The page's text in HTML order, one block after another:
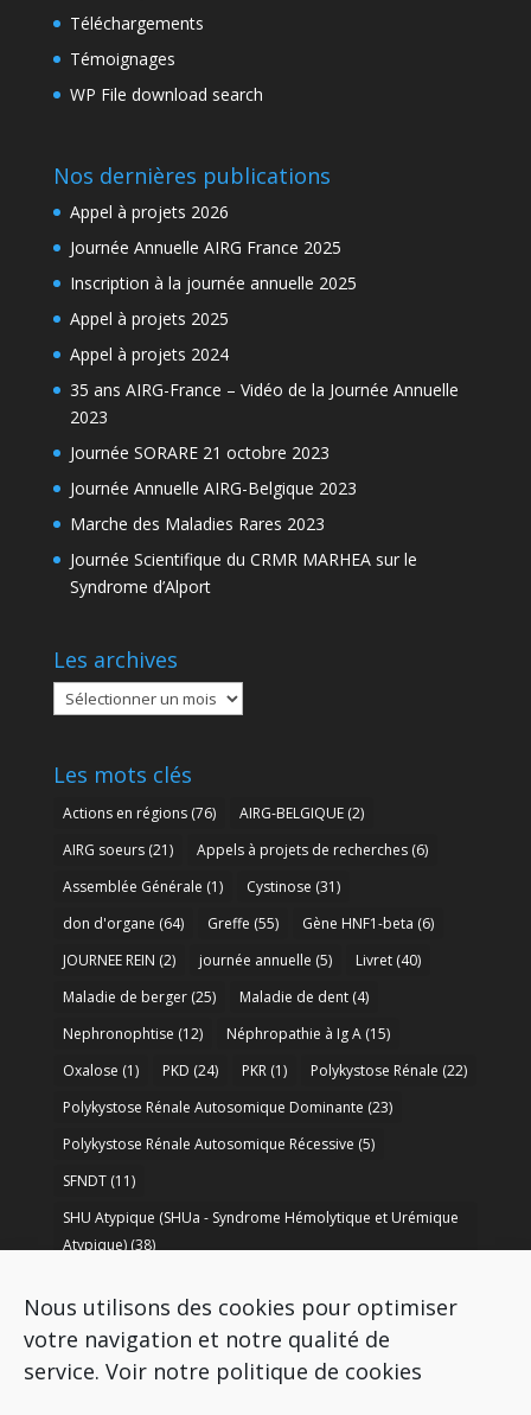
Nous utilisons des cookies pour optimiser
votre navigation et notre qualité de
service. Voir notre politique de cookies
Téléchargements
Témoignages
WP File download search
Nos dernières publications
Appel à projets 2026
Journée Annuelle AIRG France 2025
Inscription à la journée annuelle 2025
Appel à projets 2025
Appel à projets 2024
35 ans AIRG-France – Vidéo de la Journée Annuelle
2023
Journée SORARE 21 octobre 2023
Journée Annuelle AIRG-Belgique 2023
Marche des Maladies Rares 2023
Journée Scientifique du CRMR MARHEA sur le
Syndrome d’Alport
Les archives
Les
archives
Les mots clés
Actions en régions(76) AIRG-BELGIQUE(2)
AIRG soeurs(21) Appels à projets de recherches(6)
Assemblée Générale (1) Cystinose (31)
don d'organe (64) Greffe (55) Gène HNF1-beta (6)
JOURNEE REIN (2) journée annuelle (5) Livret(40)
Maladie de berger(25) Maladie de dent(4)
Nephronophtise (12) Néphropathie à Ig A(15)
Oxalose (1) PKD (24) PKR(1) Polykystose Rénale (22)
Polykystose Rénale Autosomique Dominante (23)
Polykystose Rénale Autosomique Récessive (5)
SFNDT(11)
SHU Atypique (SHUa - Syndrome Hémolytique et Urémique
Atypique)(38)
Syndrome de Bartter(8) Syndrome d’Alport(37)